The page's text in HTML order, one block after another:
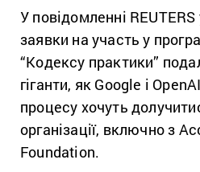
У повідомленні
заявки на участь у
“Кодексу практики”
гіганти, як Google і
процесу хочуть
організації, включно з
Foundation.